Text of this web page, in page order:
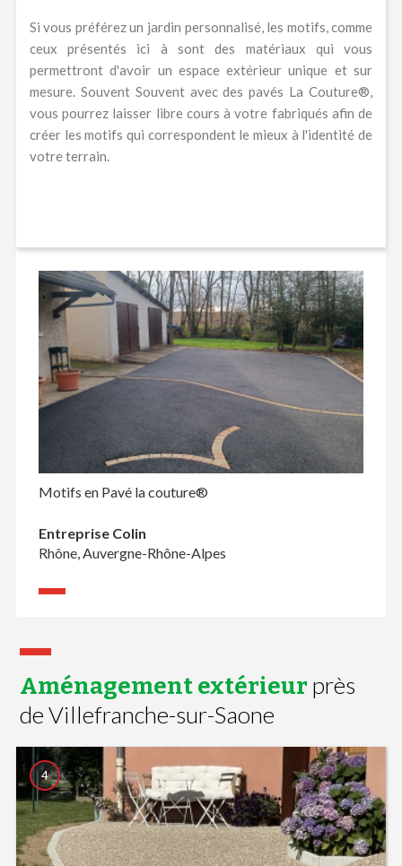
Si vous préférez un jardin personnalisé, les motifs, comme
ceux présentés ici à sont des matériaux qui vous
permettront d'avoir un espace extérieur unique et sur
mesure. Souvent Souvent avec des pavés La Couture®,
vous pourrez laisser libre cours à votre fabriqués afin de
créer les motifs qui correspondent le mieux à l'identité de
votre terrain.
Motifs en Pavé la couture®
Entreprise Colin
Rhône, Auvergne-Rhône-Alpes
Aménagement extérieur près
de Villefranche-sur-Saone
4